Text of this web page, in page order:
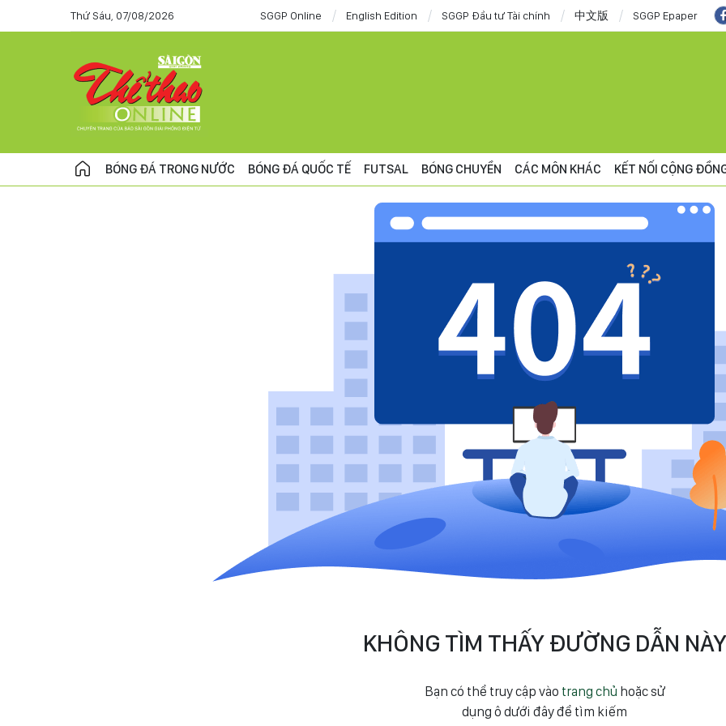
Thứ Sáu, 07/08/2026 SGGP Online English Edition SGGP Đầu tư Tài chính 中文版 SGGP Epaper
BÓNG ĐÁ TRONG NƯỚC BÓNG ĐÁ QUỐC TẾ FUTSAL BÓNG CHUYỀN CÁC MÔN KHÁC KẾT NỐI CỘNG
KHÔNG TÌM THẤY ĐƯỜNG DẪN NÀY
Bạn có thể truy cập vào trang chủ hoặc sử
dụng ô dưới đây để tìm kiếm